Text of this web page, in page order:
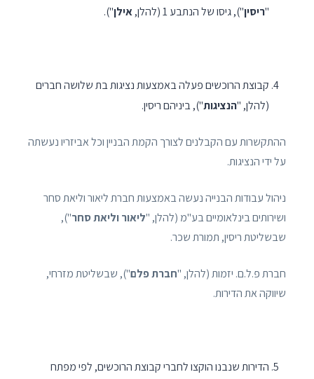
"ריסין"), גיסו של הנתבע 1 (להלן, אילן").
קבוצת הרוכשים פעלה באמצעות נציגות בת שלושה חברים
(להלן, "הנציגות"), ביניהם ריסין.
ההתקשרות עם הקבלנים לצורך הקמת הבניין וכל אביזריו נעשתה
על ידי הנציגות.
ניהול עבודות הבנייה נעשה באמצעות חברת ליאור וליאת סחר
ושירותים בינלאומיים בע"מ (להלן, "ליאור וליאת סחר"),
שבשליטת ריסין, תמורת שכר.
חברת פ.ל.ם. יזמות (להלן, "חברת פלם"), שבשליטת מזרחי,
שיווקה את הדירות.
הדירות שנבנו הוקצו לחברי קבוצת הרוכשים, לפי מפתח